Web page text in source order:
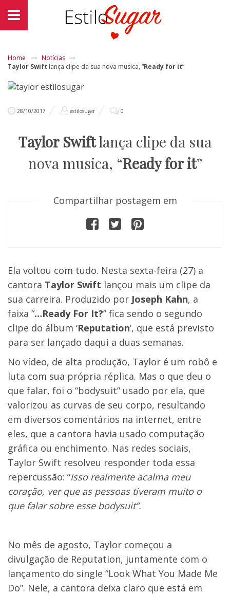
Home
Notícias
Taylor Swift lança clipe da sua nova musica, “Ready for it”
28/10/2017 estilosugar 0
Taylor Swiftlança clipe da sua
nova musica, “Ready for it”
Compartilhar postagem em
Ela voltou com tudo. Nesta sexta-feira (27) a
cantora Taylor Swift lançou mais um clipe da
sua carreira. Produzido por Joseph Kahn, a
faixa “…Ready For It?” fica sendo o segundo
clipe do álbum ‘Reputation’, que está previsto
para ser lançado daqui a duas semanas.
No vídeo, de alta produção, Taylor é um robô e
luta com sua própria réplica. Mas o que deu o
que falar, foi o “bodysuit” usado por ela, que
valorizou as curvas de seu corpo, resultando
em diversos comentários na internet, entre
eles, que a cantora havia usado computação
gráfica ou enchimento. Nas redes sociais,
Taylor Swift resolveu responder toda essa
repercussão: “Isso realmente acalma meu
coração, ver que as pessoas tiveram muito o
que falar sobre esse bodysuit”.
No mês de agosto, Taylor começou a
divulgação de Reputation, juntamente com o
lançamento do single “Look What You Made Me
Do”. Nele, a cantora deixa claro que está em